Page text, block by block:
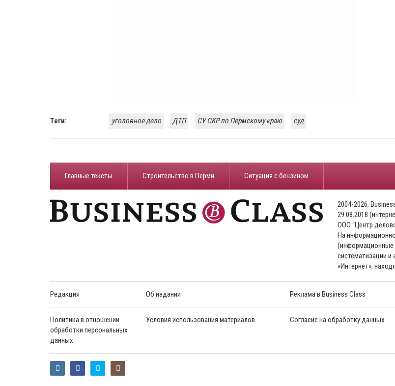
Теги: уголовное дело ДТП СУ СКР по Пермскому краю суд
Главные тексты Строительство в Перми ​Ситуация с бензином
2004-2026,
29.08.2018
ООО “Центр
На
(информационные
систематизации и
«Интернет»,
Редакция Об издании Реклама в Business Class
Политика в отношении
обработки персональных
данных
Условия использования материалов Согласие на обработку данных